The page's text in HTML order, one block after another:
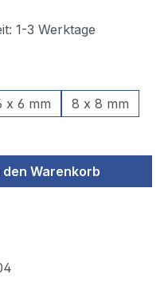
1-3 Werktage
x 6 mm
8 x 8 mm
den
den Warenkorb